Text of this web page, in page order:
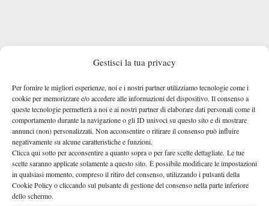
Gestisci la tua privacy
Per fornire le migliori esperienze, noi e i nostri partner utilizziamo tecnologie come i
cookie per memorizzare e/o accedere alle informazioni del dispositivo. Il consenso a
queste tecnologie permetterà a noi e ai nostri partner di elaborare dati personali come il
comportamento durante la navigazione o gli ID univoci su questo sito e di mostrare
annunci (non) personalizzati. Non acconsentire o ritirare il consenso può influire
negativamente su alcune caratteristiche e funzioni.
Clicca qui sotto per acconsentire a quanto sopra o per fare scelte dettagliate. Le tue
scelte saranno applicate solamente a questo sito. È possibile modificare le impostazioni
in qualsiasi momento, compreso il ritiro del consenso, utilizzando i pulsanti della
Cookie Policy o cliccando sul pulsante di gestione del consenso nella parte inferiore
dello schermo.
Dopo la vittoria del Challenger 175 di Cagliari 2026
Arnaldi
trovacontinuitàsulla terra degli Internazionali raggiungendo un
terzo turno chepotrebbe riportarlo in Top 100. Quello visto
controThe Demonè esattamente il Matteo Arnaldi che il circuito
era abituato ad ammirare: grintoso, lottatore,
affrontare anche per i top player. Tutti segnali estremamente
positiviper ricostruire la classifica (best ranking al numero 30) e
andare a caccia di quel primo titolo ATP.